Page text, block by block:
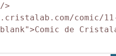
>
comic/
de